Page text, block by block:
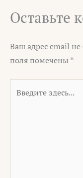
Оставьте
Ваш адрес email не
поля помечены *
здесь...